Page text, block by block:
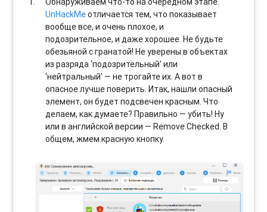
UnHackMeотличается тем, что показывает
вообще все, и очень плохое, и
подозрительное, и даже хорошее. Не будьте
обезьяной с гранатой! Не уверены в объектах
из разряда ‘подозрительный’ или
‘нейтральный’ — не трогайте их. А вот в
опасное лучше поверить. Итак, нашли опасный
элемент, он будет подсвечен красным. Что
делаем, как думаете? Правильно — убить! Ну
или в английской версии — Remove Checked. В
общем, жмем красную кнопку.